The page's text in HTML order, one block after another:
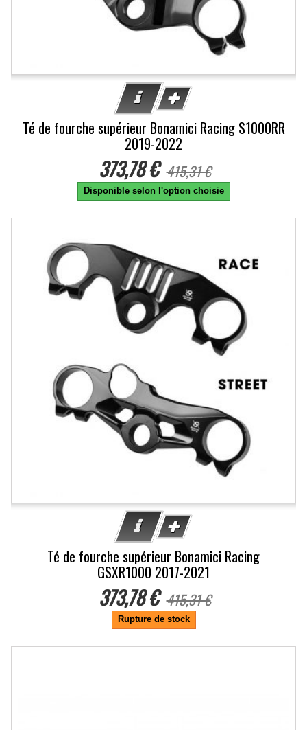
Té de fourche supérieur Bonamici Racing S1000RR
2019-2022
373,78 € 415,31 €
Disponible selon l'option choisie
Té de fourche supérieur Bonamici Racing
GSXR1000 2017-2021
373,78 € 415,31 €
Rupture de stock